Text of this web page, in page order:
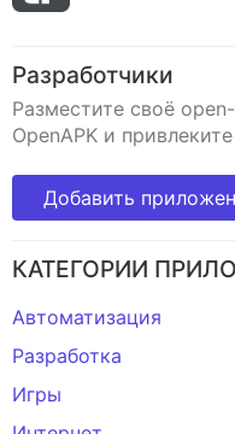
Разработчики
Разместите своё
OpenAPK и
Добавить
КАТЕГОРИИ
Автоматизация
Разработка
Игры